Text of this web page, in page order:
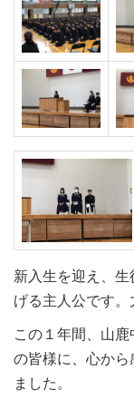
新入生を迎え、
げる主人公です。
この１年間、山
の皆様に、心か
ました。